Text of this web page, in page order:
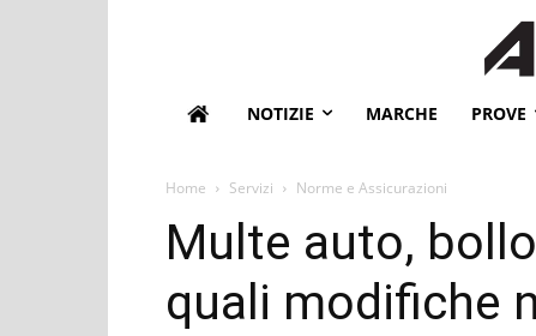
NOTIZIE MARCHE PROVE
Home Servizi Norme e Assicurazioni
Multe auto,
quali modifiche